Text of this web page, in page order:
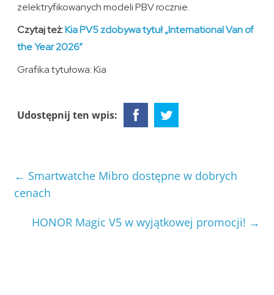
zelektryfikowanych modeli PBV rocznie.
Czytaj też:Kia PV5 zdobywa tytuł „International Van of
the Year 2026”
Grafika tytułowa: Kia
Udostępnij ten wpis:
← Smartwatche Mibro dostępne w dobrych
cenach
HONOR Magic V5 w wyjątkowej promocji! →